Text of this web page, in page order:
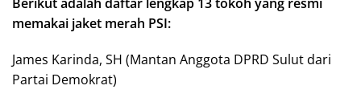
memakai jaket merah PSI:
James Karinda, SH (Mantan Anggota DPRD Sulut dari
Partai Demokrat)